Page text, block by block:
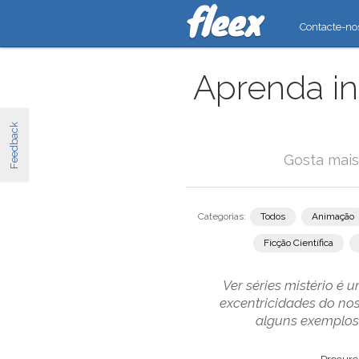
Feedback
Contacte-
Aprenda
Gosta
Categorias: Todos Animação
Ficção Científica
Ver séries mistério é
excentricidades do
alguns